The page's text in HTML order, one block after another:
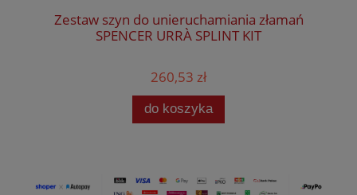
Zestaw szyn do unieruchamiania złamań
SPENCER URRÀ SPLINT KIT
260,53 zł
do koszyka